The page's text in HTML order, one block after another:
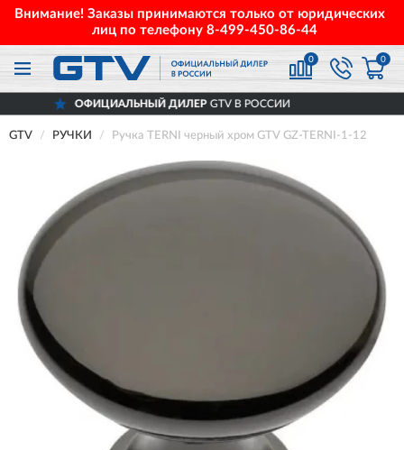
Внимание! Заказы принимаются только от юридических
лиц по телефону 8-499-450-86-44
0 0
ОФИЦИАЛЬНЫЙ ДИЛЕРGTV В РОССИИ
GTV РУЧКИ Ручка TERNI черный хром GTV GZ-TERNI-1-12